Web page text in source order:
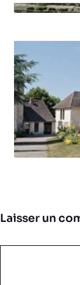
Laisser un